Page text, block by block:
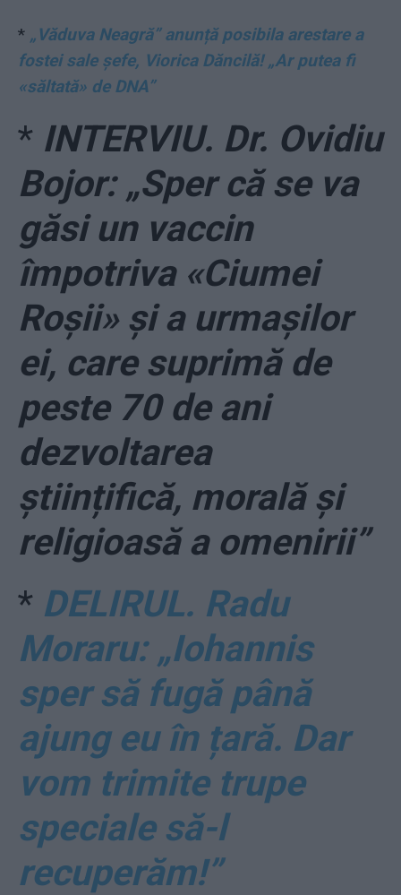
* „Văduva Neagră” anunță posibila arestare a
fostei sale șefe, Viorica Dăncilă! „Ar putea fi
«săltată» de DNA”
* INTERVIU. Dr. Ovidiu
Bojor: „Sper că se va
găsi un vaccin
împotriva «Ciumei
Roșii» și a urmașilor
ei, care suprimă de
peste 70 de ani
dezvoltarea
științifică, morală și
religioasă a omenirii”
* DELIRUL. Radu
Moraru: „Iohannis
sper să fugă până
ajung eu în țară. Dar
vom trimite trupe
speciale să-l
recuperăm!”